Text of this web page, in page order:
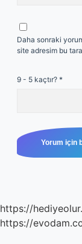
Daha sonraki
site adresim bu
9 - 5 kaçtır? *
https://
https://